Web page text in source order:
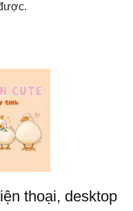
thoại, desktop